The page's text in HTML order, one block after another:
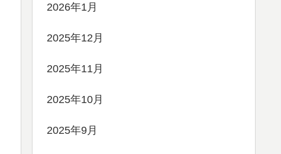
2026年1月
2025年12月
2025年11月
2025年10月
2025年9月